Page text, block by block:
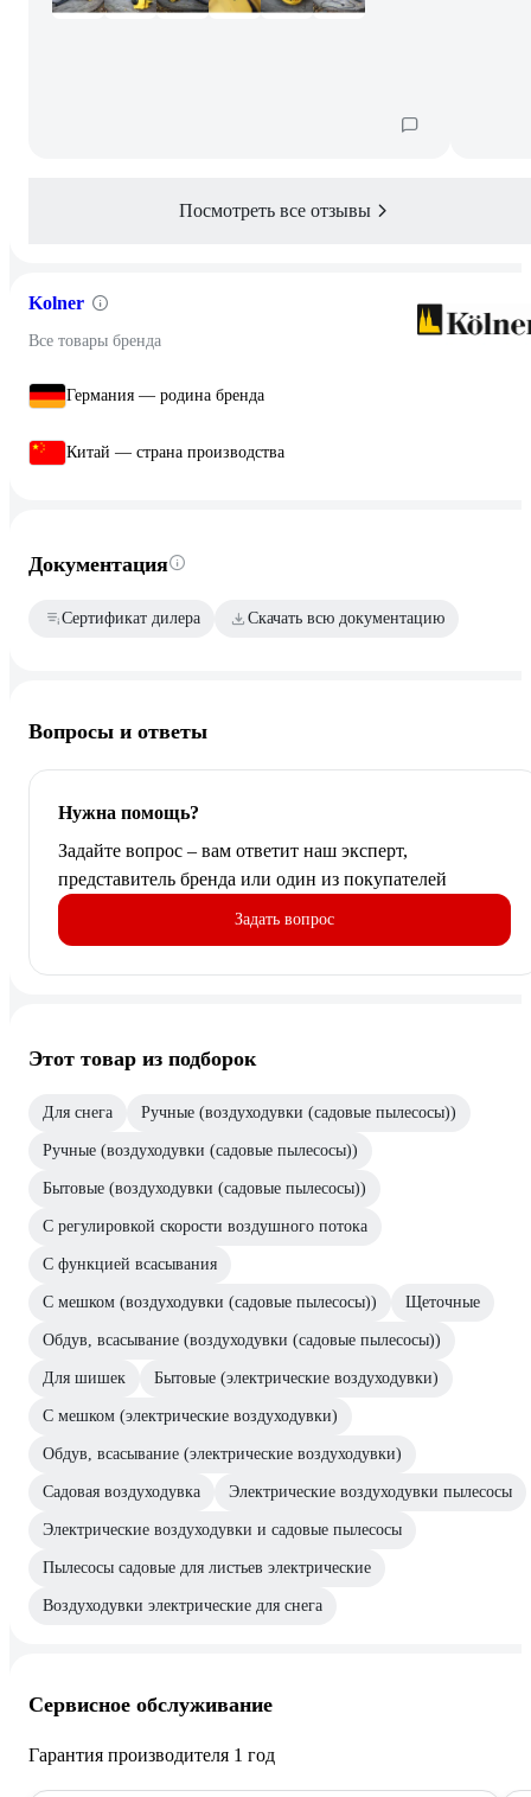
Посмотреть все отзывы
Kolner
Все товары бренда
Германия — родина бренда
Китай — страна производства
Документация
Сертификат дилера Скачать всю документацию
Вопросы и ответы
Нужна помощь?
Задайте вопрос – вам ответит наш эксперт,
представитель бренда или один из покупателей
Задать вопрос
Этот товар из подборок
Для снега Ручные (воздуходувки (садовые пылесосы))
Ручные (воздуходувки (садовые пылесосы))
Бытовые (воздуходувки (садовые пылесосы))
С регулировкой скорости воздушного потока
С функцией всасывания
С мешком (воздуходувки (садовые пылесосы)) Щеточные
Обдув, всасывание (воздуходувки (садовые пылесосы))
Для шишек Бытовые (электрические воздуходувки)
С мешком (электрические воздуходувки)
Обдув, всасывание (электрические воздуходувки)
Садовая воздуходувка Электрические воздуходувки пылесосы
Электрические воздуходувки и садовые пылесосы
Пылесосы садовые для листьев электрические
Воздуходувки электрические для снега
Сервисное обслуживание
Гарантия производителя 1 год